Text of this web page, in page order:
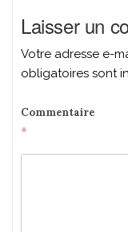
Laisser un
Votre adresse e-
obligatoires sont
Commentaire
*